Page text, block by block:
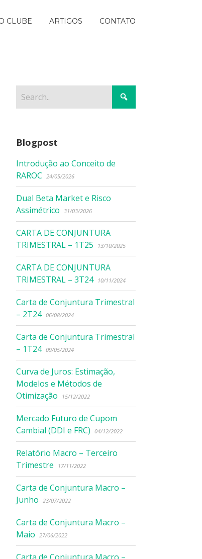
CLUBE ARTIGOS CONTATO
Blogpost
Introdução ao Conceito de
RAROC
24/05/2026
Dual Beta Market e Risco
Assimétrico
31/03/2026
CARTA DE CONJUNTURA
TRIMESTRAL – 1T25
13/10/2025
CARTA DE CONJUNTURA
TRIMESTRAL – 3T24
10/11/2024
Carta de Conjuntura Trimestral
– 2T24 06/08/2024
Carta de Conjuntura Trimestral
– 1T24 09/05/2024
Curva de Juros: Estimação,
Modelos e Métodos de
Otimização
15/12/2022
Mercado Futuro de Cupom
Cambial (DDI e FRC)
04/12/2022
Relatório Macro – Terceiro
Trimestre
17/11/2022
Carta de Conjuntura Macro –
Junho
23/07/2022
Carta de Conjuntura Macro –
Maio
27/06/2022